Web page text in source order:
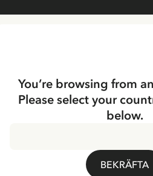
You’re browsing from
Please select your
below.
BEKRÄFTA